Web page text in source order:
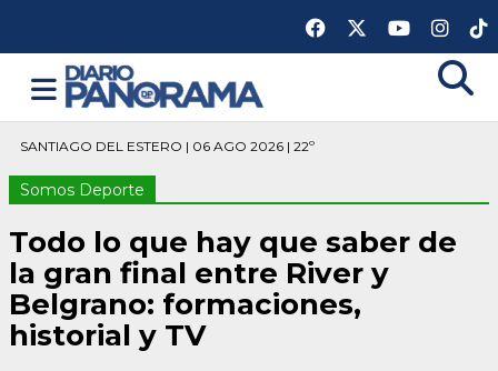
SANTIAGO DEL ESTERO | 06 AGO 2026 | 22º
Somos Deporte
Todo lo que hay que saber de
la gran final entre River y
Belgrano: formaciones,
historial y TV